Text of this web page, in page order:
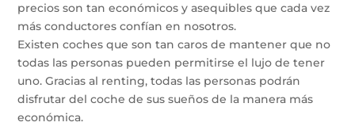
precios son tan económicos y asequibles que cada vez
más conductores confían en nosotros.
Existen coches que son tan caros de mantener que no
todas las personas pueden permitirse el lujo de tener
uno. Gracias al renting, todas las personas podrán
disfrutar del coche de sus sueños de la manera más
económica.